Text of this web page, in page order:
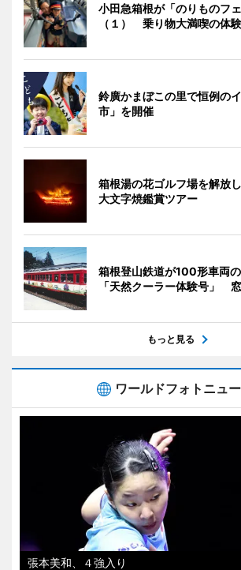
小田急箱根が「のりものフ
（１） 乗り物大満喫の体
鈴廣かまぼこの里で恒例の
市」を開催
箱根湯の花ゴルフ場を解放
大文字焼鑑賞ツアー
箱根登山鉄道が100形車両
「天然クーラー体験号」
もっと見る
ワールドフォトニュ
張本美和、４強入り